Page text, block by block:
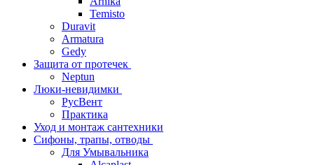
Temisto
Duravit
Armatura
Gedy
Защита от протечек
Neptun
Люки-невидимки
РусВент
Практика
Уход и монтаж сантехники
Сифоны, трапы, отводы
Для Умывальника